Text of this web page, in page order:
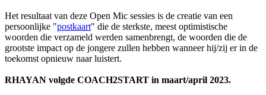
Het resultaat van deze Open Mic sessies is de creatie van een
persoonlijke "postkaart" die de sterkste, meest optimistische
woorden die verzameld werden samenbrengt, de woorden die de
grootste impact op de jongere zullen hebben wanneer hij/zij er in de
toekomst opnieuw naar luistert.
RHAYAN volgde COACH2START in maart/april 2023.